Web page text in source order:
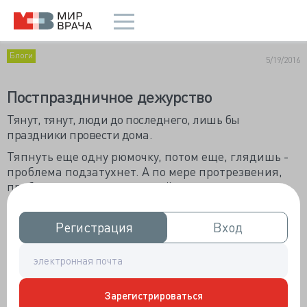
Регистрация
Регистрация Вход
Вход
Зарегистрироваться
Блоги 5/19/2016
Постпраздничное дежурство
Тянут, тянут, люди до последнего, лишь бы
праздники провести дома.
Тяпнуть еще одну рюмочку, потом еще, глядишь -
проблема подзатухнет. А по мере протрезвения,
проблема горит еще сильней огнем, а они еще
двойную тяпнут, станет легче, и вот настали
будничные дни, они серые и болезные, тянутся
очередью в сторону клиник.
Вот и у нас.
- Плохо поработали в эти выходные (это в